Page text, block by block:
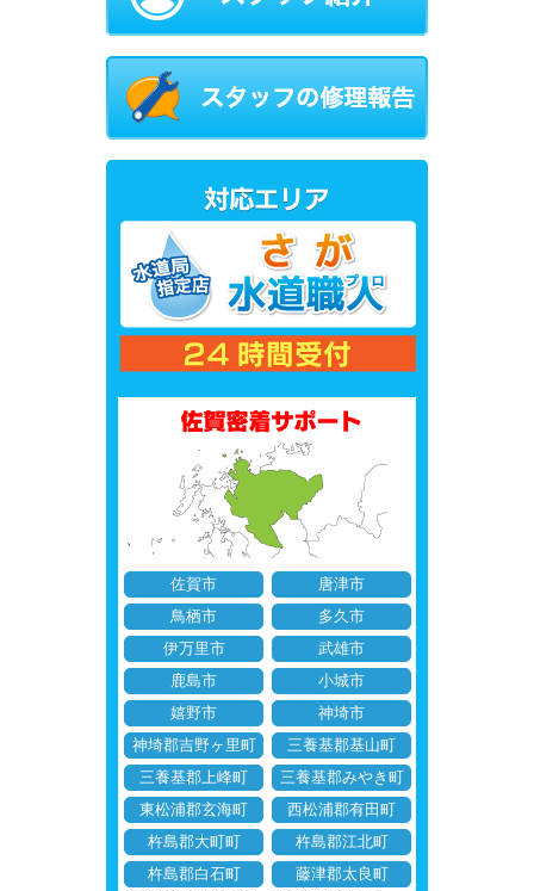
佐賀市
唐津市
鳥栖市
多久市
伊万里市
武雄市
鹿島市
小城市
嬉野市
神埼市
神埼郡吉野ヶ里町
三養基郡基山町
三養基郡上峰町
三養基郡みやき町
東松浦郡玄海町
西松浦郡有田町
杵島郡大町町
杵島郡江北町
杵島郡白石町
藤津郡太良町